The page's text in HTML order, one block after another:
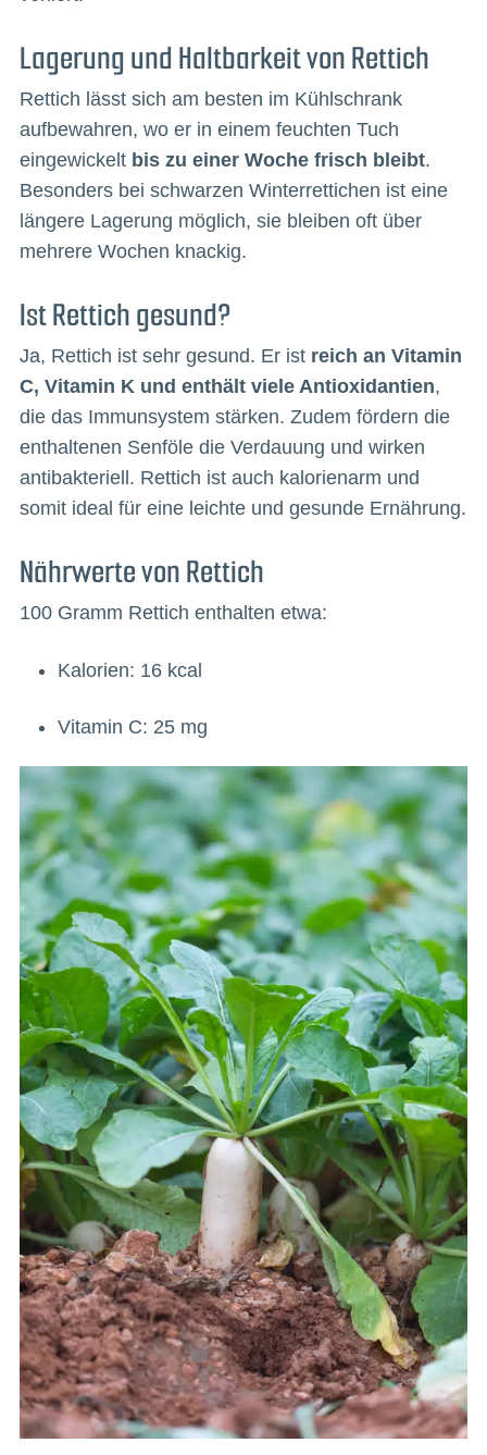
Lagerung und Haltbarkeit von Rettich
Rettich lässt sich am besten im Kühlschrank
aufbewahren, wo er in einem feuchten Tuch
eingewickelt bis zu einer Woche frisch bleibt.
Besonders bei schwarzen Winterrettichen ist eine
längere Lagerung möglich, sie bleiben oft über
mehrere Wochen knackig.
Ist Rettich gesund?
Ja, Rettich ist sehr gesund. Er ist reich an Vitamin
C, Vitamin K und enthält viele Antioxidantien,
die das Immunsystem stärken. Zudem fördern die
enthaltenen Senföle die Verdauung und wirken
antibakteriell. Rettich ist auch kalorienarm und
somit ideal für eine leichte und gesunde Ernährung.
Nährwerte von Rettich
100 Gramm Rettich enthalten etwa:
Kalorien: 16 kcal
Vitamin C: 25 mg